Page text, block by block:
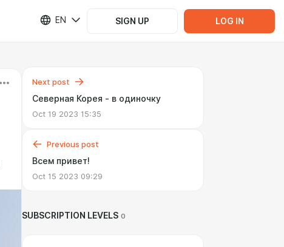
EN SIGN UP LOG IN
Next post
Северная Корея - в одиночку
Oct 19 2023 15:35
Previous post
Всем привет!
Oct 15 2023 09:29
SUBSCRIPTION LEVELS 0